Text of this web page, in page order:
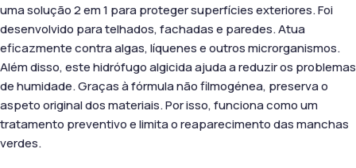
uma solução 2 em 1 para proteger superfícies exteriores. Foi
desenvolvido para telhados, fachadas e paredes. Atua
eficazmente contra algas, líquenes e outros microrganismos.
Além disso, este hidrófugo algicida ajuda a reduzir os problemas
de humidade. Graças à fórmula não filmogénea, preserva o
aspeto original dos materiais. Por isso, funciona como um
tratamento preventivo e limita o reaparecimento das manchas
verdes.